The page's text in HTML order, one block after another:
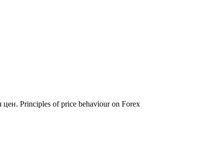
Principles of price behaviour on Forex